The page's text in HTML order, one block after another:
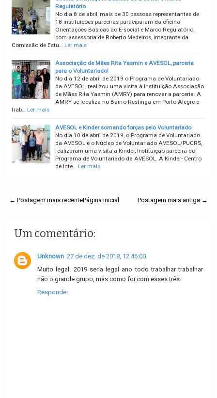
Regulatório
No dia 8 de abril, mais de 30 pessoas representantes de
18 instituições parceiras participaram da oficina
Orientações Básicas ao E-social e Marco Regulatório,
com assessoria de Roberto Medeiros, integrante da
Comissão de Estu… Ler mais
Associação de Mães Rita Yasmin e AVESOL, parceria
para o Voluntariado!
No dia 12 de abril de 2019 o Programa de Voluntariado
da AVESOL, realizou uma visita à Instituição Associação
de Mães Rita Yasmin (AMRY) para renovar a parceria. A
AMRY se localiza no Bairro Restinga em Porto Alegre e
trab… Ler mais
AVESOL e Kinder somando forças pelo Voluntariado
No dia 10 de abril de 2019, o Programa de Voluntariado
da AVESOL e o Núcleo de Voluntariado AVESOL/PUCRS,
realizaram uma visita a Kinder, Instituição parceira do
Programa de Voluntariado da AVESOL. A Kinder- Centro
de Inte… Ler mais
← Postagem mais recente Postagem mais antiga →
Página inicial
Um comentário:
Unknown 27 de dez. de 2018, 12:46:00
Muito legal. 2019 seria legal ano todo trabalhar trabalhar
não o grande grupo, mas como foi com esses três.
Responder